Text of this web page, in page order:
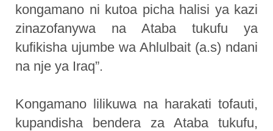
kongamano ni kutoa picha halisi ya kazi
zinazofanywa na Ataba tukufu ya
kufikisha ujumbe wa Ahlulbait (a.s) ndani
na nje ya Iraq”.
Kongamano lilikuwa na harakati tofauti,
kupandisha bendera za Ataba tukufu,